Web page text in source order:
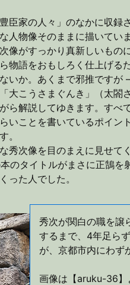
臣家の人々」のなかに収録
人物像そのままに描いていま
像がすっかり真新しいもの
物語をおもしろく仕上げる
いか。あくまで邪推ですが
大こうさまぐんき」（太閤
ら解説してゆきます。すべ
いことを書いているポイン
。
秀次像を目のまえに見せて
のタイトルがまさに正鵠を
った人でした。
秀次が関白の職を譲
するまで、4年足ら
が、京都市内にわず
画像は【aruku-36】